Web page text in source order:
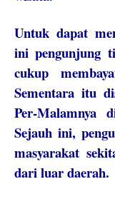
Untuk dapat
ini pengunjung
cukup
Sementara itu
Per-Malamnya
Sejauh ini,
masyarakat
dari luar daerah.